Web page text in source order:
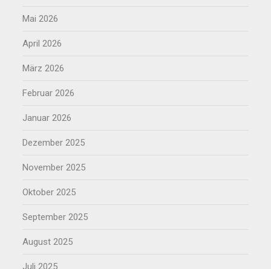
Mai 2026
April 2026
März 2026
Februar 2026
Januar 2026
Dezember 2025
November 2025
Oktober 2025
September 2025
August 2025
Juli 2025